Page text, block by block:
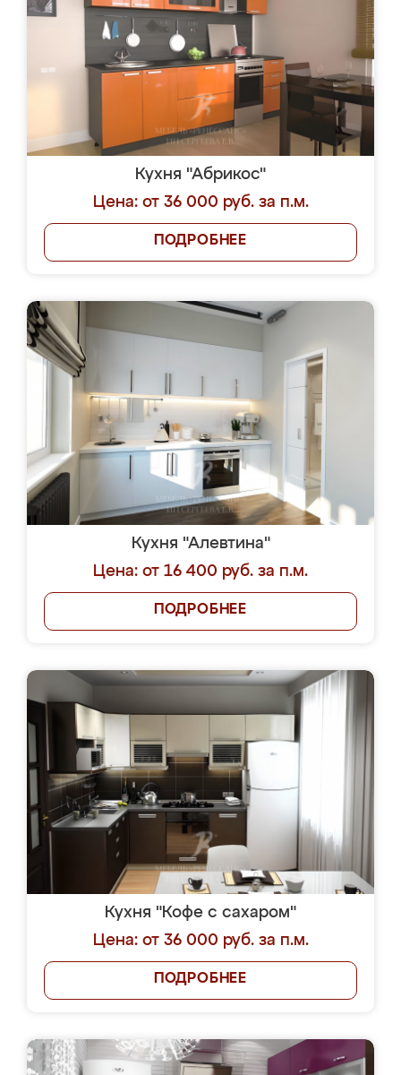
Кухня "Абрикос"
Цена: от 36 000 руб. за п.м.
ПОДРОБНЕЕ
Кухня "Алевтина"
Цена: от 16 400 руб. за п.м.
ПОДРОБНЕЕ
Кухня "Кофе с сахаром"
Цена: от 36 000 руб. за п.м.
ПОДРОБНЕЕ